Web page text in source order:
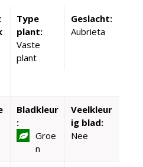
Type
plant:
Vaste
plant
Geslacht:
Aubrieta
Bladkleur
:
Groe
n
Veelkleur
ig blad:
Nee